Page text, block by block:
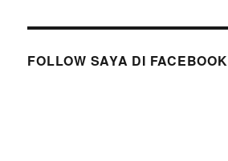
FOLLOW SAYA DI FACEBOOK